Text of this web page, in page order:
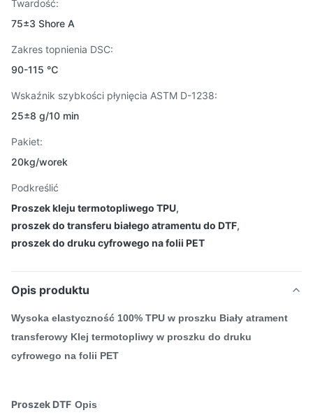
Twardość:
75±3 Shore A
Zakres topnienia DSC:
90-115 ℃
Wskaźnik szybkości płynięcia ASTM D-1238:
25±8 g/10 min
Pakiet:
20kg/worek
Podkreślić
Proszek kleju termotopliwego TPU,
proszek do transferu białego atramentu do DTF,
proszek do druku cyfrowego na folii PET
Opis produktu
Wysoka elastyczność 100% TPU w proszku Biały atrament
transferowy Klej termotopliwy w proszku do druku
cyfrowego na folii PET
Proszek DTF Opis